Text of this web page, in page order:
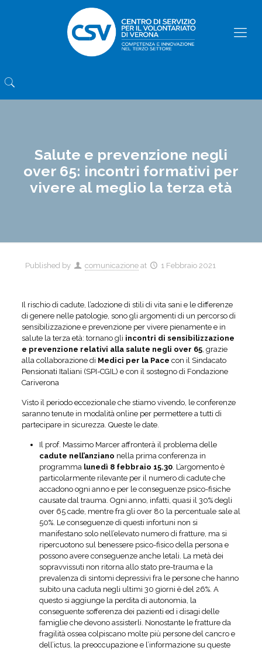
Salute e prevenzione negli
over 65: incontri formativi per
vivere al meglio la terza età
Published by comunicazione at 1 Febbraio 2021
Il rischio di cadute, l’adozione di stili di vita sani e le differenze
di genere nelle patologie, sono gli argomenti di un percorso di
sensibilizzazione e prevenzione per vivere pienamente e in
salute la terza età: tornano gli incontri di sensibilizzazione
e prevenzione relativi alla salute negli over 65, grazie
alla collaborazione di Medici per la Pace con il Sindacato
Pensionati Italiani (SPI-CGIL) e con il sostegno di Fondazione
Cariverona
Visto il periodo eccezionale che stiamo vivendo, le conferenze
saranno tenute in modalità online per permettere a tutti di
partecipare in sicurezza. Queste le date.
Il prof. Massimo Marcer affronterà il problema delle
cadute nell’anziano nella prima conferenza in
programma lunedì 8 febbraio 15.30. L’argomento è
particolarmente rilevante per il numero di cadute che
accadono ogni anno e per le conseguenze psico-fisiche
causate dal trauma. Ogni anno, infatti, quasi il 30% degli
over 65 cade, mentre fra gli over 80 la percentuale sale al
50%. Le conseguenze di questi infortuni non si
manifestano solo nell’elevato numero di fratture, ma si
ripercuotono sul benessere psico-fisico della persona e
possono avere conseguenze anche letali. La metà dei
sopravvissuti non ritorna allo stato pre-trauma e la
prevalenza di sintomi depressivi fra le persone che hanno
subito una caduta negli ultimi 30 giorni è del 26%. A
questo si aggiunge la perdita di autonomia, la
conseguente sofferenza dei pazienti ed i disagi delle
famiglie che devono assisterli. Nonostante le fratture da
fragilità ossea colpiscano molte più persone del cancro e
dell’ictus, la preoccupazione e l’informazione su queste